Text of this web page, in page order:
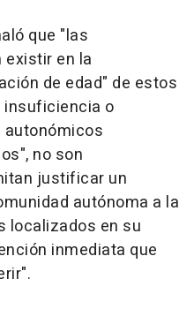
que "las
en la
de edad" de estos
insuficiencia o
no son
justificar un
autónoma a la
localizados en su
inmediata que